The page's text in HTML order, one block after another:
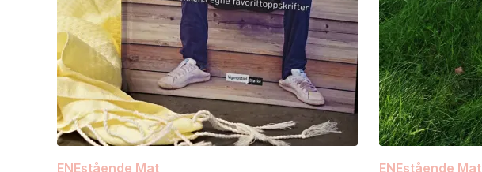
ENEstående Mat ENEstående Mat